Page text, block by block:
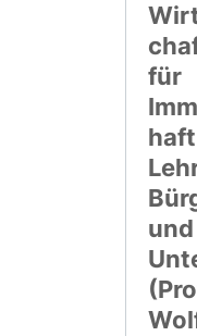
für
haft
und